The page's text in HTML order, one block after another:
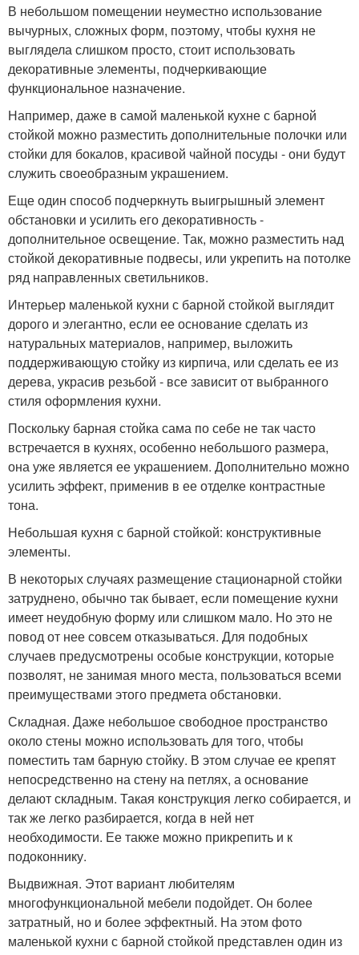
В небольшом помещении неуместно использование
вычурных, сложных форм, поэтому, чтобы кухня не
выглядела слишком просто, стоит использовать
декоративные элементы, подчеркивающие
функциональное назначение.
Например, даже в самой маленькой кухне с барной
стойкой можно разместить дополнительные полочки или
стойки для бокалов, красивой чайной посуды - они будут
служить своеобразным украшением.
Еще один способ подчеркнуть выигрышный элемент
обстановки и усилить его декоративность -
дополнительное освещение. Так, можно разместить над
стойкой декоративные подвесы, или укрепить на потолке
ряд направленных светильников.
Интерьер маленькой кухни с барной стойкой выглядит
дорого и элегантно, если ее основание сделать из
натуральных материалов, например, выложить
поддерживающую стойку из кирпича, или сделать ее из
дерева, украсив резьбой - все зависит от выбранного
стиля оформления кухни.
Поскольку барная стойка сама по себе не так часто
встречается в кухнях, особенно небольшого размера,
она уже является ее украшением. Дополнительно можно
усилить эффект, применив в ее отделке контрастные
тона.
Небольшая кухня с барной стойкой: конструктивные
элементы.
В некоторых случаях размещение стационарной стойки
затруднено, обычно так бывает, если помещение кухни
имеет неудобную форму или слишком мало. Но это не
повод от нее совсем отказываться. Для подобных
случаев предусмотрены особые конструкции, которые
позволят, не занимая много места, пользоваться всеми
преимуществами этого предмета обстановки.
Складная. Даже небольшое свободное пространство
около стены можно использовать для того, чтобы
поместить там барную стойку. В этом случае ее крепят
непосредственно на стену на петлях, а основание
делают складным. Такая конструкция легко собирается, и
так же легко разбирается, когда в ней нет
необходимости. Ее также можно прикрепить и к
подоконнику.
Выдвижная. Этот вариант любителям
многофункциональной мебели подойдет. Он более
затратный, но и более эффектный. На этом фото
маленькой кухни с барной стойкой представлен один из